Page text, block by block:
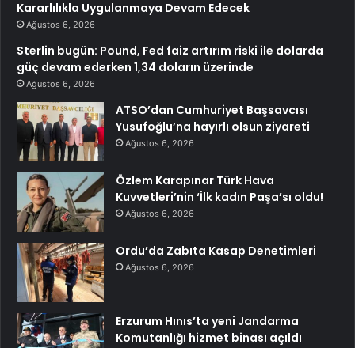
Kararlılıkla Uygulanmaya Devam Edecek
Ağustos 6, 2026
Sterlin bugün: Pound, Fed faiz artırım riski ile dolarda
güç devam ederken 1,34 doların üzerinde
Ağustos 6, 2026
ATSO’dan Cumhuriyet Başsavcısı
Yusufoğlu’na hayırlı olsun ziyareti
Ağustos 6, 2026
Özlem Karapınar Türk Hava
Kuvvetleri’nin ‘İlk kadın Paşa’sı oldu!
Ağustos 6, 2026
Ordu’da Zabıta Kasap Denetimleri
Ağustos 6, 2026
Erzurum Hınıs’ta yeni Jandarma
Komutanlığı hizmet binası açıldı